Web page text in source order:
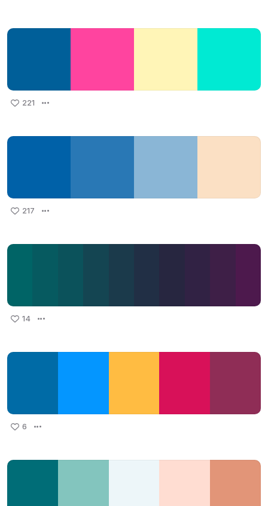
221
217
14
6